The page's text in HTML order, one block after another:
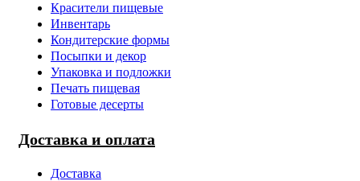
Красители пищевые
Инвентарь
Кондитерские формы
Посыпки и декор
Упаковка и подложки
Печать пищевая
Готовые десерты
Доставка и оплата
Доставка